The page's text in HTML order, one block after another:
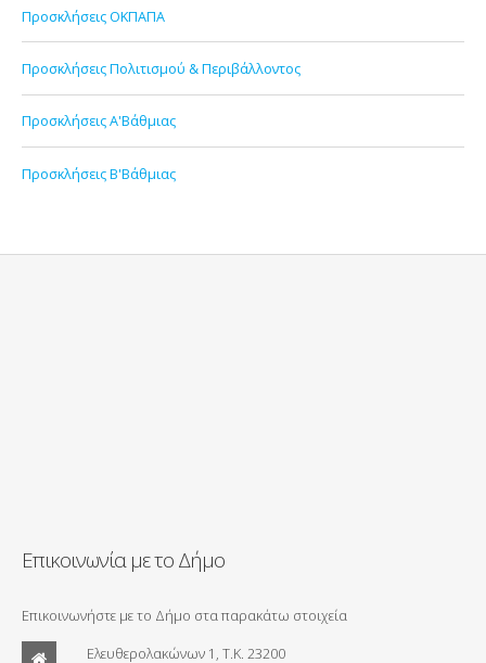
Προσκλήσεις ΟΚΠΑΠΑ
Προσκλήσεις Πολιτισμού & Περιβάλλοντος
Προσκλήσεις Α'Βάθμιας
Προσκλήσεις Β'Βάθμιας
Επικοινωνία με το Δήμο
Επικοινωνήστε με το Δήμο στα παρακάτω στοιχεία
Ελευθερολακώνων 1, Τ.Κ. 23200